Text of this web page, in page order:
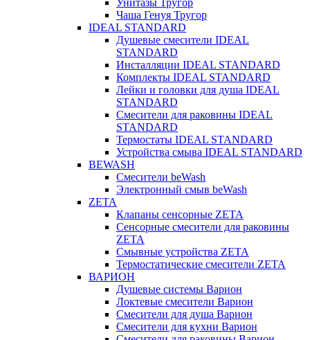
Унитазы Тругор
Чаша Генуя Тругор
IDEAL STANDARD
Душевые смесители IDEAL
STANDARD
Инсталляции IDEAL STANDARD
Комплекты IDEAL STANDARD
Лейки и головки для душа IDEAL
STANDARD
Смесители для раковины IDEAL
STANDARD
Термостаты IDEAL STANDARD
Устройства смыва IDEAL STANDARD
BEWASH
Смесители beWash
Электронный смыв beWash
ZETA
Клапаны сенсорные ZETA
Сенсорные смесители для раковины
ZETA
Смывные устройства ZETA
Термостатические смесители ZETA
ВАРИОН
Душевые системы Варион
Локтевые смесители Варион
Смесители для душа Варион
Смесители для кухни Варион